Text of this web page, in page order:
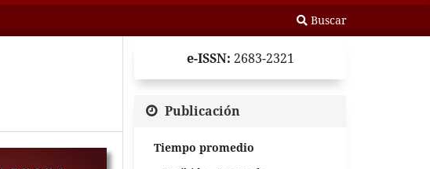
Buscar
e-ISSN: 2683-2321
Publicación
Tiempo promedio